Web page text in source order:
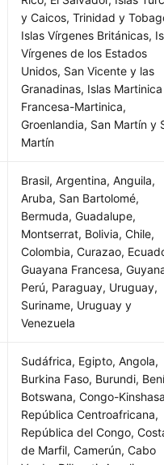
y Caicos, Trinidad y
Islas Vírgenes Británicas,
Vírgenes de los Estados
Unidos, San Vicente y las
Granadinas, Islas Martinica
Francesa-Martinica,
Groenlandia, San Martín y
Martín
Brasil, Argentina, Anguila,
Aruba, San Bartolomé,
Bermuda, Guadalupe,
Montserrat, Bolivia, Chile,
Colombia, Curazao,
Guayana Francesa,
Perú, Paraguay, Uruguay,
Suriname, Uruguay y
Venezuela
Sudáfrica, Egipto, Angola,
Burkina Faso, Burundi,
Botswana, Congo-
República Centroafricana,
República del Congo,
de Marfil, Camerún, Cabo